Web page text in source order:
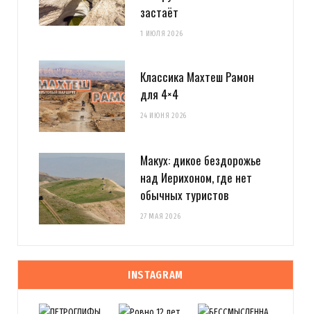
застаёт
1 ИЮЛЯ 2026
Классика Махтеш Рамон
для 4×4
24 ИЮНЯ 2026
Макух: дикое бездорожье
над Иерихоном, где нет
обычных туристов
27 МАЯ 2026
INSTAGRAM